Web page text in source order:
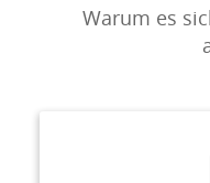
Warum es